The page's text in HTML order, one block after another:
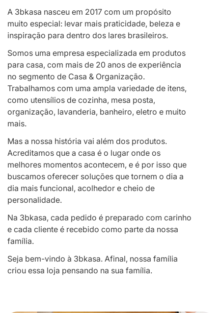
A 3bkasa nasceu em 2017 com um propósito
muito especial: levar mais praticidade, beleza e
inspiração para dentro dos lares brasileiros.
Somos uma empresa especializada em produtos
para casa, com mais de 20 anos de experiência
no segmento de Casa & Organização.
Trabalhamos com uma ampla variedade de itens,
como utensílios de cozinha, mesa posta,
organização, lavanderia, banheiro, eletro e muito
mais.
Mas a nossa história vai além dos produtos.
Acreditamos que a casa é o lugar onde os
melhores momentos acontecem, e é por isso que
buscamos oferecer soluções que tornem o dia a
dia mais funcional, acolhedor e cheio de
personalidade.
Na 3bkasa, cada pedido é preparado com carinho
e cada cliente é recebido como parte da nossa
família.
Seja bem-vindo à 3bkasa. Afinal, nossa família
criou essa loja pensando na sua família.